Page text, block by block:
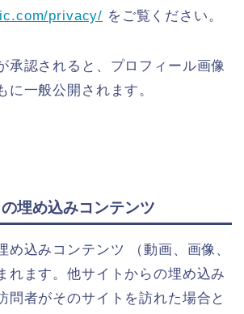
privacy/ をご覧ください。
承認されると、プロフィール画像
に一般公開されます。
埋め込みコンテンツ
め込みコンテンツ （動画、画像、
れます。他サイトからの埋め込み
問者がそのサイトを訪れた場合と